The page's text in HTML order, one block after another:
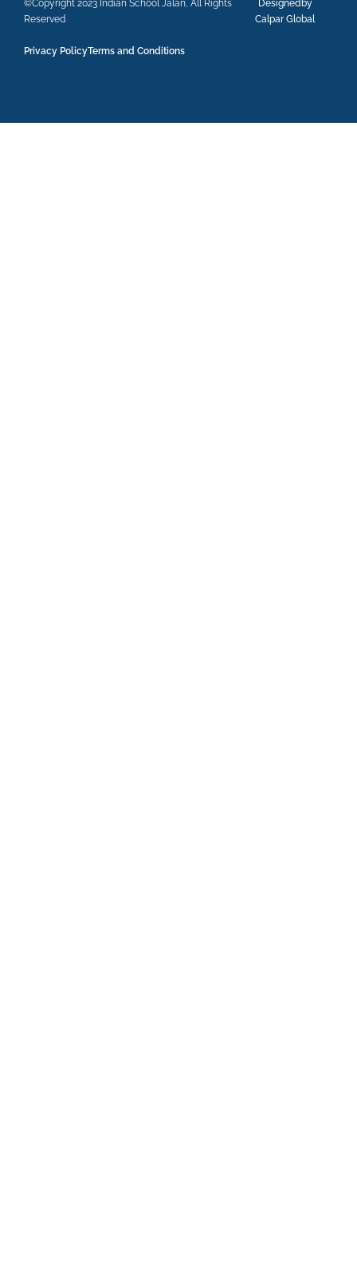
©Copyright 2023 Indian School Jalan, All Rights
Reserved
Designedby
Calpar Global
Privacy PolicyTerms and Conditions